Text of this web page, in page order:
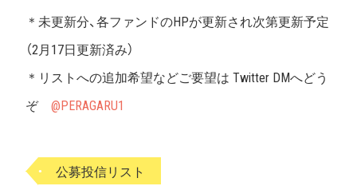
＊未更新分、各ファンドのHPが更新され次第更新予定
（2月17日更新済み）
＊リストへの追加希望などご要望は Twitter DMへどう
ぞ @PERAGARU1
公募投信リスト